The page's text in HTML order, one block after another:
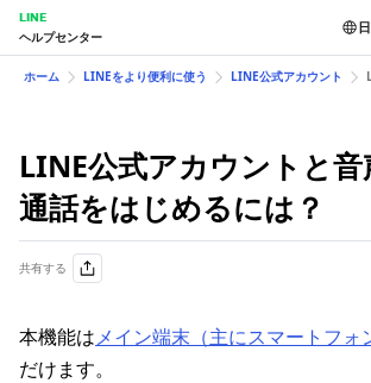
LINE
ヘルプセンター
ホーム LINEをより便利に使う LINE公式アカウント
LINE公式アカウントと音
通話をはじめるには？
共有する
本機能はメイン端末（主にスマートフォ
だけます。